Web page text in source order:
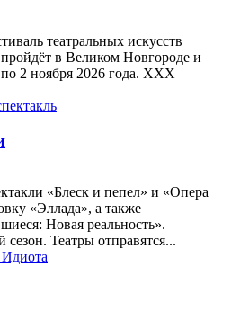
театральных искусств
в Великом Новгороде и
2 ноября 2026 года. XXX
«Блеск и пепел» и «Опера
«Эллада», а также
Новая реальность».
сезон. Театры отправятся...